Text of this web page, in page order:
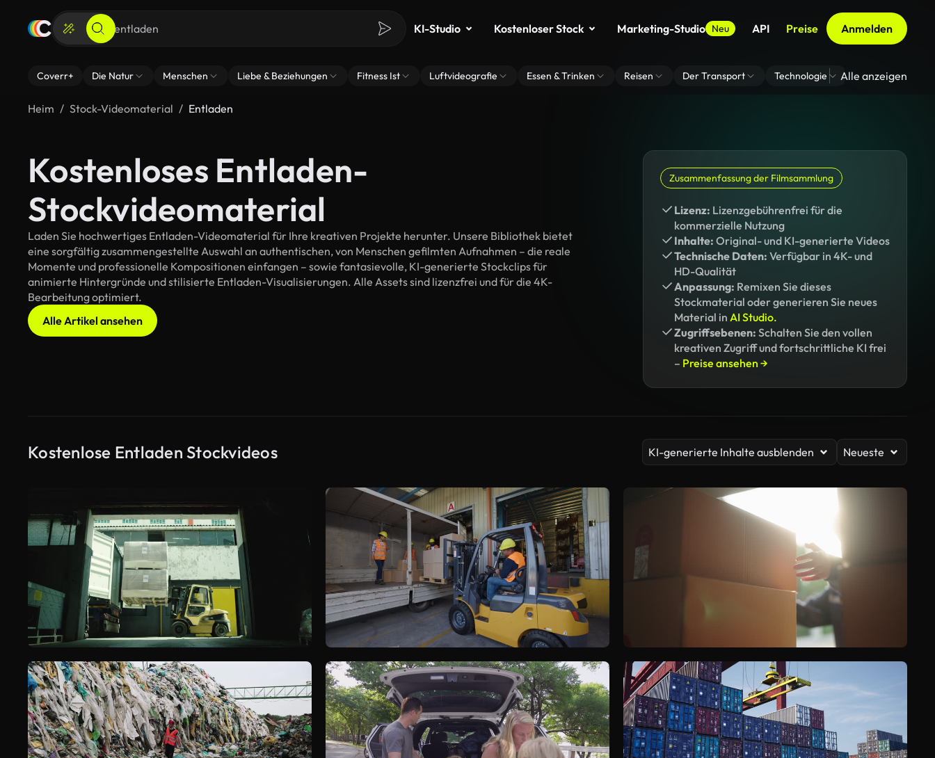
KI-Studio Kostenloser Stock Marketing-Studio Neu API Preise Anmelden
Coverr+ Die Natur Menschen Liebe & Beziehungen Fitness Ist Luftvideografie Essen & Trinken Reisen Der Transport Technologie Zoom Virtuelle
Alle anzeigen
Heim Stock-Videomaterial Entladen
Kostenloses Entladen-
Stockvideomaterial
Laden Sie hochwertiges Entladen-Videomaterial für Ihre kreativen Projekte herunter. Unsere Bibliothek bietet
eine sorgfältig zusammengestellte Auswahl an authentischen, von Menschen gefilmten Aufnahmen – die reale
Momente und professionelle Kompositionen einfangen – sowie fantasievolle, KI-generierte Stockclips für
animierte Hintergründe und stilisierte Entladen-Visualisierungen. Alle Assets sind lizenzfrei und für die 4K-
Bearbeitung optimiert.
Alle Artikel ansehen
Zusammenfassung der Filmsammlung
Lizenz: Lizenzgebührenfrei für die
kommerzielle Nutzung
Inhalte: Original- und KI-generierte Videos
Technische Daten: Verfügbar in 4K- und
HD-Qualität
Anpassung: Remixen Sie dieses
Stockmaterial oder generieren Sie neues
Material in AI Studio.
Zugriffsebenen: Schalten Sie den vollen
kreativen Zugriff und fortschrittliche KI frei
– Preise ansehen →
Kostenlose Entladen Stockvideos KI-generierte Inhalte ausblenden Neueste